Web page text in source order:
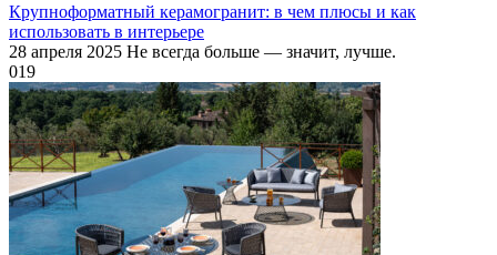
Крупноформатный керамогранит: в чем плюсы и как
использовать в интерьере
28 апреля 2025 Не всегда больше — значит, лучше.
019